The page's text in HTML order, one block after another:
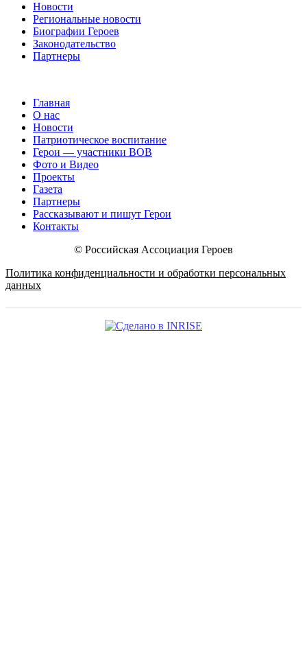
Новости
Региональные новости
Биографии Героев
Законодательство
Партнеры
Главная
О нас
Новости
Патриотическое воспитание
Герои — участники ВОВ
Фото и Видео
Проекты
Газета
Партнеры
Рассказывают и пишут Герои
Контакты
© Российская Ассоциация Героев
Политика конфиденциальности и обработки персональных
данных